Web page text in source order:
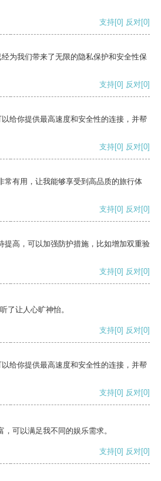
支持[0] 反对[0]
为我们带来了无限的隐私保护和安全性保
支持[0] 反对[0]
给你提供最高速度和安全性的连接，并帮
支持[0] 反对[0]
常有用，让我能够享受到高品质的旅行体
支持[0] 反对[0]
提高，可以加强防护措施，比如增加双重验
支持[0] 反对[0]
了让人心旷神怡。
支持[0] 反对[0]
给你提供最高速度和安全性的连接，并帮
支持[0] 反对[0]
可以满足我不同的娱乐需求。
支持[0] 反对[0]